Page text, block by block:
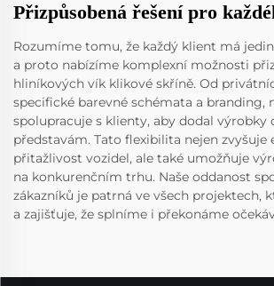
Přizpůsobená řešení pro
Rozumíme tomu, že každý klient má
a proto nabízíme komplexní možnosti
hliníkových vík klikové skříně. Od
specifické barevné schémata a branding,
spolupracuje s klienty, aby dodal
představám. Tato flexibilita nejen zvyšuje
přitažlivost vozidel, ale také umožňuje
na konkurenčním trhu. Naše oddanost
zákazníků je patrná ve všech projektech,
a zajišťuje, že splníme i překonáme